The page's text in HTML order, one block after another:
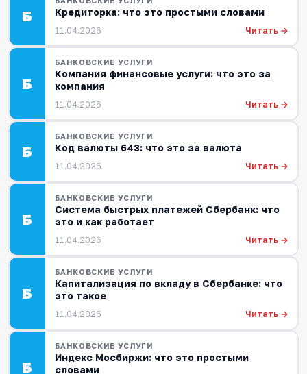
Б Кредиторка: что это простыми словами
11.04.2026 Читать →
Б
БАНКОВСКИЕ УСЛУГИ
Компания финансовые услуги: что это за
компания
11.04.2026 Читать →
Б
БАНКОВСКИЕ УСЛУГИ
Код валюты 643: что это за валюта
11.04.2026 Читать →
Б
БАНКОВСКИЕ УСЛУГИ
Система быстрых платежей Сбербанк: что
это и как работает
11.04.2026 Читать →
Б
БАНКОВСКИЕ УСЛУГИ
Капитализация по вкладу в Сбербанке: что
это такое
11.04.2026 Читать →
Б
БАНКОВСКИЕ УСЛУГИ
Индекс Мосбиржи: что это простыми
словами